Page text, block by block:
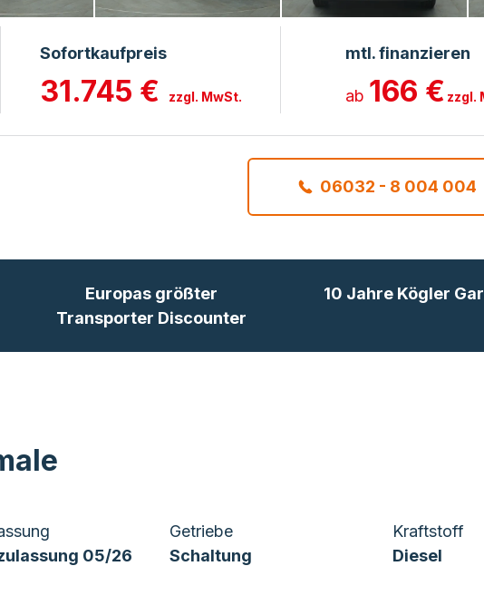
Sofortkaufpreis
31.745 € zzgl. MwSt.
mtl. finanzieren
ab 166 € zzgl.
06032 - 8 004 004
Europas größter
Transporter Discounter
10 Jahre Kögler
05/26
Getriebe
Schaltung
Kraftstoff
Diesel